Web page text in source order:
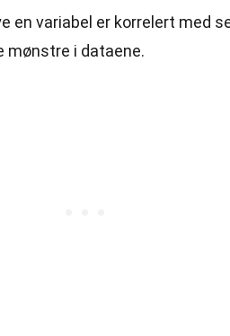
en variabel er korrelert med
mønstre i dataene.